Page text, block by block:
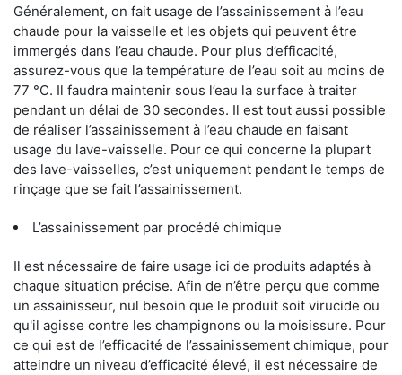
Généralement, on fait usage de l’assainissement à l’eau
chaude pour la vaisselle et les objets qui peuvent être
immergés dans l’eau chaude. Pour plus d’efficacité,
assurez-vous que la température de l’eau soit au moins de
77 °C. Il faudra maintenir sous l’eau la surface à traiter
pendant un délai de 30 secondes. Il est tout aussi possible
de réaliser l’assainissement à l’eau chaude en faisant
usage du lave-vaisselle. Pour ce qui concerne la plupart
des lave-vaisselles, c’est uniquement pendant le temps de
rinçage que se fait l’assainissement.
L’assainissement par procédé chimique
Il est nécessaire de faire usage ici de produits adaptés à
chaque situation précise. Afin de n’être perçu que comme
un assainisseur, nul besoin que le produit soit virucide ou
qu'il agisse contre les champignons ou la moisissure. Pour
ce qui est de l’efficacité de l’assainissement chimique, pour
atteindre un niveau d’efficacité élevé, il est nécessaire de